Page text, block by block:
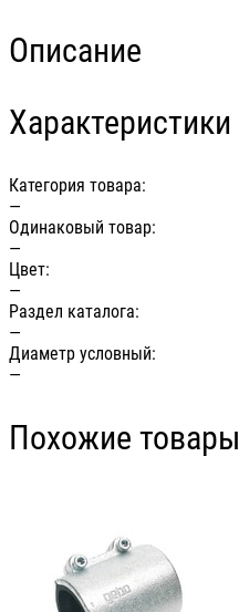
Описание
Характеристики
Категория товара:
—
Одинаковый товар:
—
Цвет:
—
Раздел каталога:
—
Диаметр условный:
—
Похожие товары